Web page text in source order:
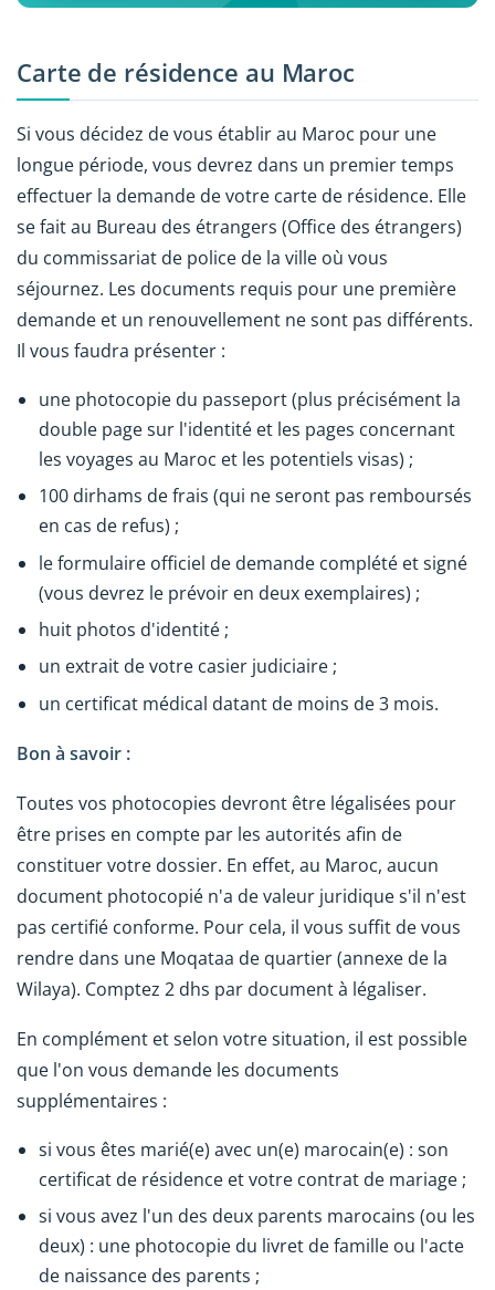
Carte de résidence au Maroc
Si vous décidez de vous établir au Maroc pour une
longue période, vous devrez dans un premier temps
effectuer la demande de votre carte de résidence. Elle
se fait au Bureau des étrangers (Office des étrangers)
du commissariat de police de la ville où vous
séjournez. Les documents requis pour une première
demande et un renouvellement ne sont pas différents.
Il vous faudra présenter :
une photocopie du passeport (plus précisément la
double page sur l'identité et les pages concernant
les voyages au Maroc et les potentiels visas) ;
100 dirhams de frais (qui ne seront pas remboursés
en cas de refus) ;
le formulaire officiel de demande complété et signé
(vous devrez le prévoir en deux exemplaires) ;
huit photos d'identité ;
un extrait de votre casier judiciaire ;
un certificat médical datant de moins de 3 mois.
Bon à savoir :
Toutes vos photocopies devront être légalisées pour
être prises en compte par les autorités afin de
constituer votre dossier. En effet, au Maroc, aucun
document photocopié n'a de valeur juridique s'il n'est
pas certifié conforme. Pour cela, il vous suffit de vous
rendre dans une Moqataa de quartier (annexe de la
Wilaya). Comptez 2 dhs par document à légaliser.
En complément et selon votre situation, il est possible
que l'on vous demande les documents
supplémentaires :
si vous êtes marié(e) avec un(e) marocain(e) : son
certificat de résidence et votre contrat de mariage ;
si vous avez l'un des deux parents marocains (ou les
deux) : une photocopie du livret de famille ou l'acte
de naissance des parents ;